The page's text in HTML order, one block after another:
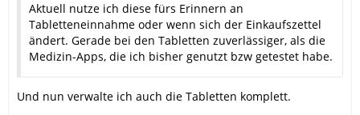
Aktuell nutze ich diese fürs Erinnern an
Tabletteneinnahme oder wenn sich der Einkaufszettel
ändert. Gerade bei den Tabletten zuverlässiger, als die
Medizin-Apps, die ich bisher genutzt bzw getestet habe.
Und nun verwalte ich auch die Tabletten komplett.